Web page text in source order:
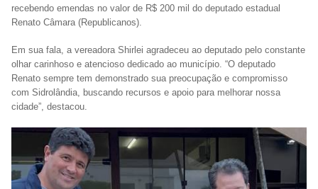
recebendo emendas no valor de R$ 200 mil do deputado estadual
Renato Câmara (Republicanos).
Em sua fala, a vereadora Shirlei agradeceu ao deputado pelo constante
olhar carinhoso e atencioso dedicado ao município. “O deputado
Renato sempre tem demonstrado sua preocupação e compromisso
com Sidrolândia, buscando recursos e apoio para melhorar nossa
cidade”, destacou.